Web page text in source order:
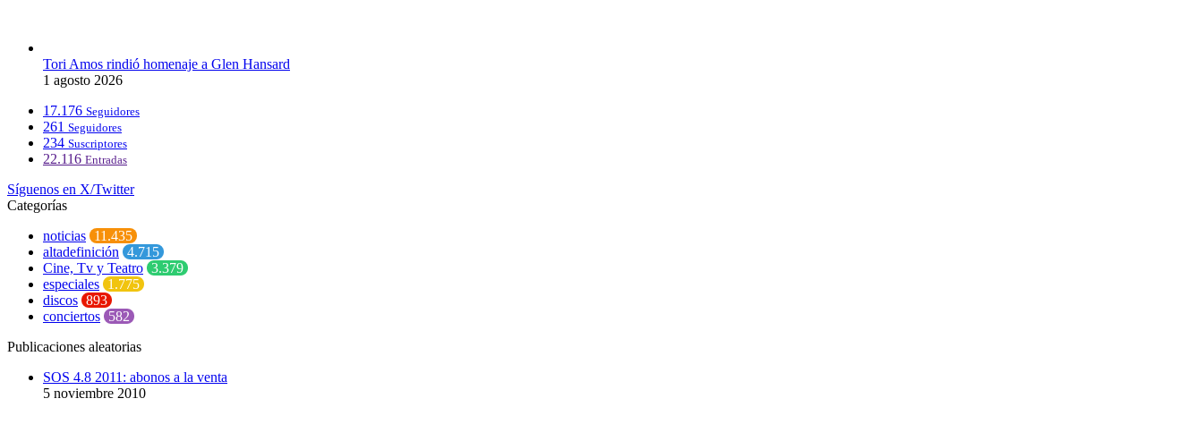
Tori Amos rindió homenaje a Glen Hansard
1 agosto 2026
17.176 Seguidores
261 Seguidores
234 Suscriptores
22.116 Entradas
Síguenos en X/Twitter
Categorías
noticias 11.435
altadefinición 4.715
Cine, Tv y Teatro 3.379
especiales 1.775
discos 893
conciertos 582
Publicaciones aleatorias
SOS 4.8 2011: abonos a la venta
5 noviembre 2010